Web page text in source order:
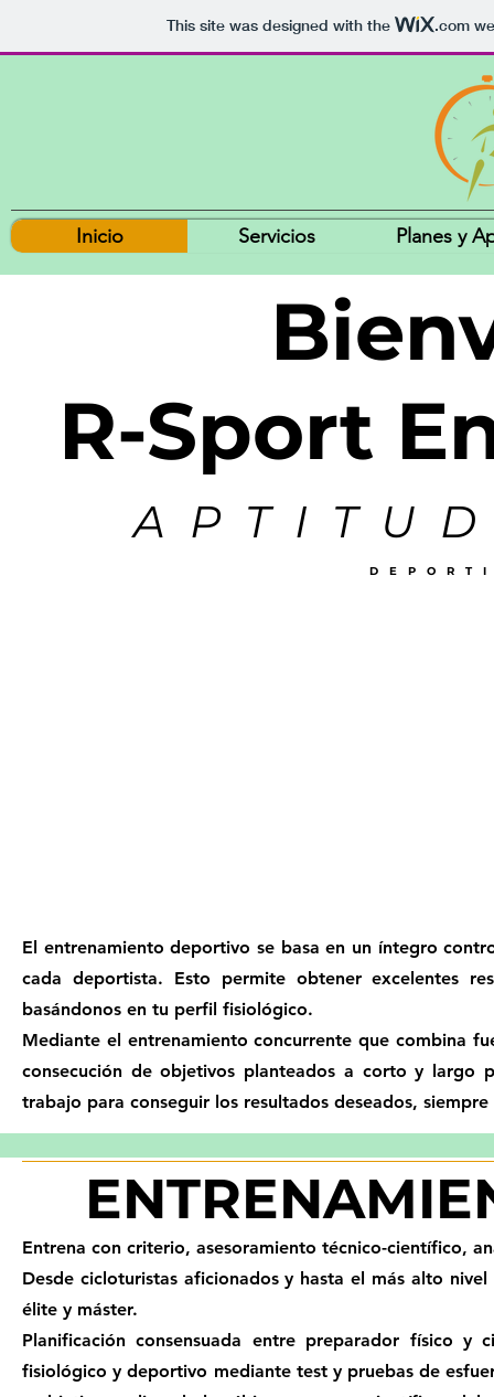
This site was designed with the .com
Inicio Servicios Planes y
R-Sport
El entrenamiento deportivo se basa en un íntegro
cada deportista. Esto permite obtener excelentes
basándonos en tu perfil fisiológico.
Mediante el entrenamiento concurrente que combina
consecución de objetivos planteados a corto y largo
trabajo para conseguir los resultados deseados,
Entrena con criterio, asesoramiento técnico-científico,
Desde cicloturistas aficionados y hasta el más alto
élite y máster.
Planificación consensuada entre preparador físico
fisiológico y deportivo mediante test y pruebas de